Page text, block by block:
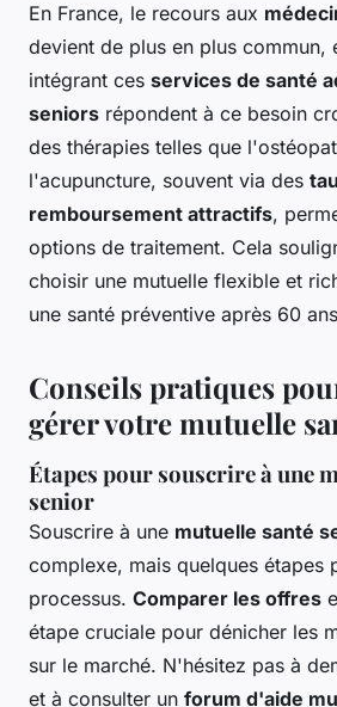
En France, le recours aux
devient de plus en plus commun,
intégrant ces services de santé
seniors répondent à ce besoin
des thérapies telles que
l'acupuncture, souvent via des
remboursement attractifs,
options de traitement. Cela
choisir une mutuelle flexible et
une santé préventive après 60
Conseils pratiques
gérer votre mutuelle
Étapes pour souscrire à une
senior
Souscrire à une mutuelle santé
complexe, mais quelques étapes
processus. Comparer les offres
étape cruciale pour dénicher les
sur le marché. N'hésitez pas à
et à consulter un forum d'aide